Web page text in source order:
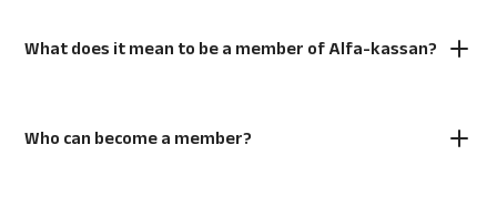
What does it mean to be a member of Alfa-kassan?
Who can become a member?